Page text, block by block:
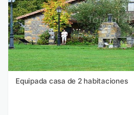
Equipada casa de 2 habitaciones